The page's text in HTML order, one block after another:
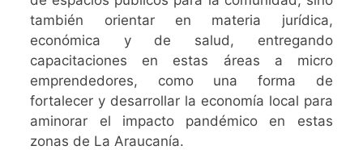
también orientar en materia jurídica,
económica y de salud, entregando
capacitaciones en estas áreas a micro
emprendedores, como una forma de
fortalecer y desarrollar la economía local para
aminorar el impacto pandémico en estas
zonas de La Araucanía.